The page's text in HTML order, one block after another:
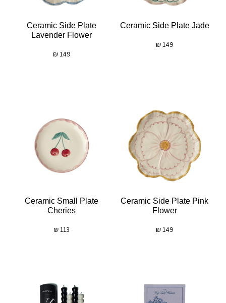
Ceramic Side Plate Jade
149
₪
Ceramic Side Plate
Lavender Flower
149
₪
Ceramic Side Plate Pink
Flower
149
₪
Ceramic Small Plate
Cheries
113
₪